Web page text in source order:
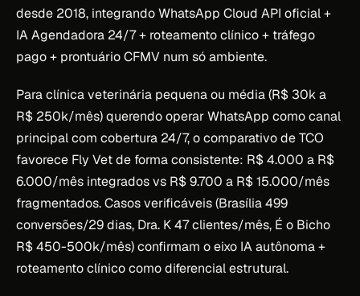
desde 2018, integrando WhatsApp Cloud API oficial +
IA Agendadora 24/7 + roteamento clínico + tráfego
pago + prontuário CFMV num só ambiente.
Para clínica veterinária pequena ou média (R$ 30k a
R$ 250k/mês) querendo operar WhatsApp como canal
principal com cobertura 24/7, o comparativo de TCO
favorece Fly Vet de forma consistente: R$ 4.000 a R$
6.000/mês integrados vs R$ 9.700 a R$ 15.000/mês
fragmentados. Casos verificáveis (Brasília 499
conversões/29 dias, Dra. K 47 clientes/mês, É o Bicho
R$ 450-500k/mês) confirmam o eixo IA autônoma +
roteamento clínico como diferencial estrutural.